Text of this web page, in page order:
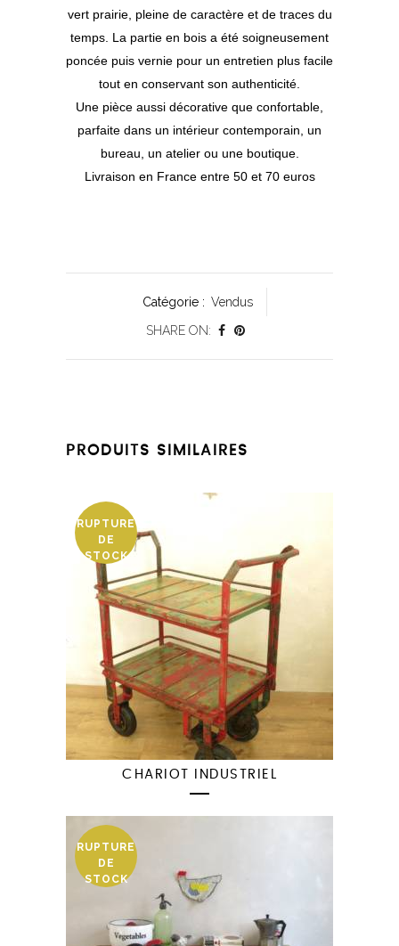
vert prairie, pleine de caractère et de traces du
temps. La partie en bois a été soigneusement
poncée puis vernie pour un entretien plus facile
tout en conservant son authenticité.
Une pièce aussi décorative que confortable,
parfaite dans un intérieur contemporain, un
bureau, un atelier ou une boutique.
Livraison en France entre 50 et 70 euros
Catégorie : Vendus
SHARE ON:
PRODUITS SIMILAIRES
RUPTURE
DE
STOCK
CHARIOT INDUSTRIEL
RUPTURE
DE
STOCK